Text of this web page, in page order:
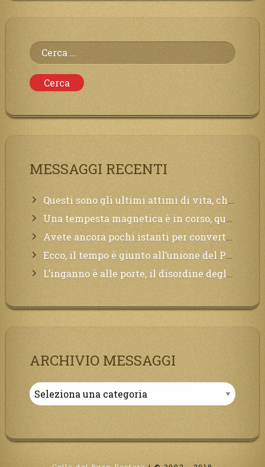
Ricerca
per:
MESSAGGI RECENTI
Questi sono gli ultimi attimi di vita, chi si vuole salvare Mi chiami in suo aiuto.
Una tempesta magnetica è in corso, questa generazione patirà. Il black out non tarderà ad arrivare e tutta la Terra sarà oscurata.
Avete ancora pochi istanti per convertirvi, non perdete tempo, la sciagura arriverà all’improvviso e per chi non si sarà preparato saranno dolori.
Ecco, il tempo è giunto all’unione del Padre con il figlio, non avete che da attendere pochissimo.
L’inganno è alle porte, il disordine degli ordinati urlerà perdono, ma sarà troppo tardi, il tradimento è stato grande!
ARCHIVIO MESSAGGI
Archivio
Messaggi